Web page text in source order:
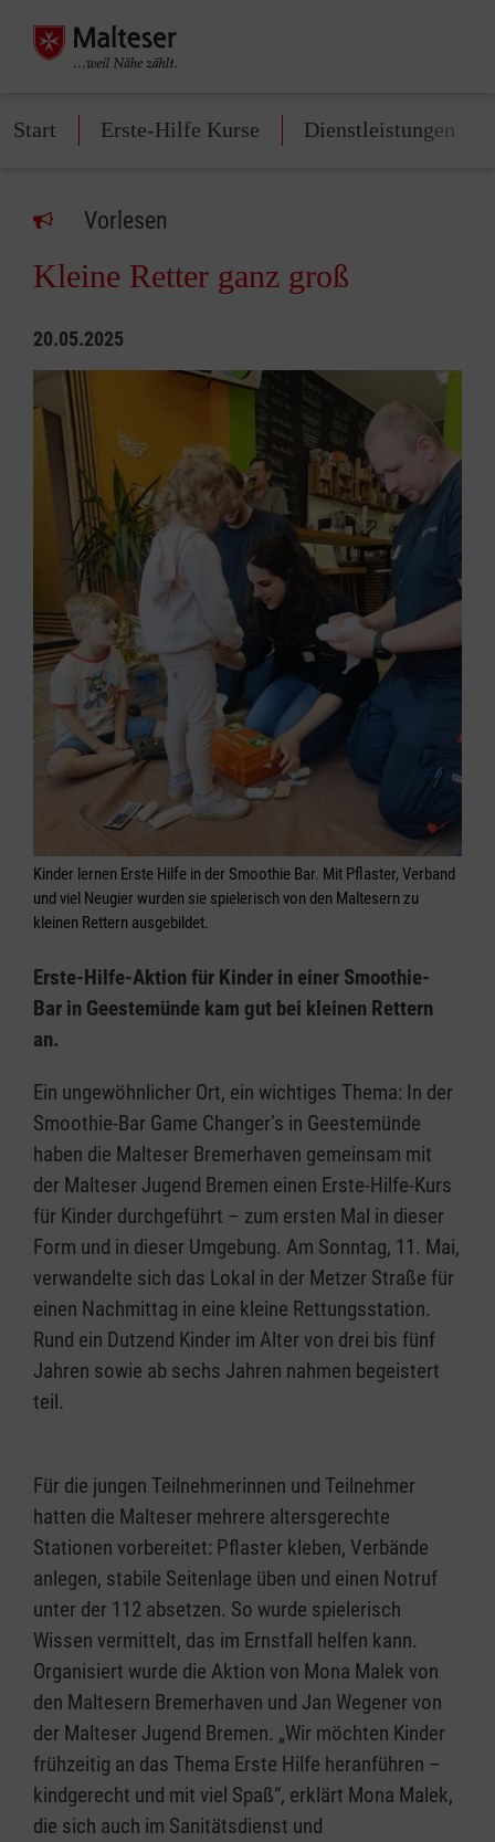
Start Erste-Hilfe Kurse Dienstleistungen
Vorlesen
Kleine Retter ganz groß
20.05.2025
Kinder lernen Erste Hilfe in der Smoothie Bar. Mit Pflaster, Verband
und viel Neugier wurden sie spielerisch von den Maltesern zu
kleinen Rettern ausgebildet.
Erste-Hilfe-Aktion für Kinder in einer Smoothie-
Bar in Geestemünde kam gut bei kleinen Rettern
an.
Ein ungewöhnlicher Ort, ein wichtiges Thema: In der
Smoothie-Bar Game Changer’s in Geestemünde
haben die Malteser Bremerhaven gemeinsam mit
der Malteser Jugend Bremen einen Erste-Hilfe-Kurs
für Kinder durchgeführt – zum ersten Mal in dieser
Form und in dieser Umgebung. Am Sonntag, 11. Mai,
verwandelte sich das Lokal in der Metzer Straße für
einen Nachmittag in eine kleine Rettungsstation.
Rund ein Dutzend Kinder im Alter von drei bis fünf
Jahren sowie ab sechs Jahren nahmen begeistert
teil.
Für die jungen Teilnehmerinnen und Teilnehmer
hatten die Malteser mehrere altersgerechte
Stationen vorbereitet: Pflaster kleben, Verbände
anlegen, stabile Seitenlage üben und einen Notruf
unter der 112 absetzen. So wurde spielerisch
Wissen vermittelt, das im Ernstfall helfen kann.
Organisiert wurde die Aktion von Mona Malek von
den Maltesern Bremerhaven und Jan Wegener von
der Malteser Jugend Bremen. „Wir möchten Kinder
frühzeitig an das Thema Erste Hilfe heranführen –
kindgerecht und mit viel Spaß“, erklärt Mona Malek,
die sich auch im Sanitätsdienst und